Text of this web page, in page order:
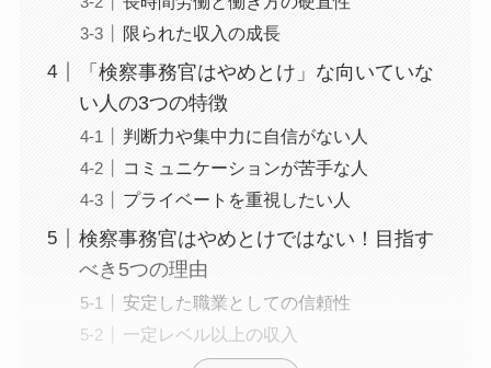
限られた収入の成長
「検察事務官はやめとけ」な向いていな
い人の3つの特徴
判断力や集中力に自信がない人
コミュニケーションが苦手な人
プライベートを重視したい人
検察事務官はやめとけではない！目指す
べき5つの理由
安定した職業としての信頼性
一定レベル以上の収入